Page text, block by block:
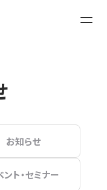
お知らせ
ント・セミナー